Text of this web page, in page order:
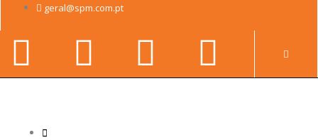
content
geral@spm.com.pt
Facebook-
f
Youtube
Linkedin-
in